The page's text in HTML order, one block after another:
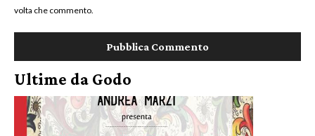
volta che commento.
Ultime da Godo